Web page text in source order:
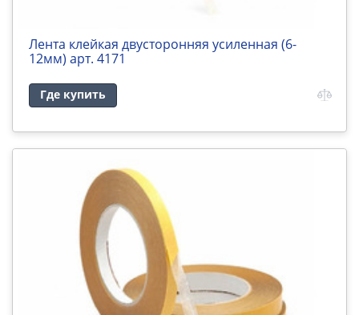
Лента клейкая двусторонняя усиленная (6-
12мм) арт. 4171
Где купить